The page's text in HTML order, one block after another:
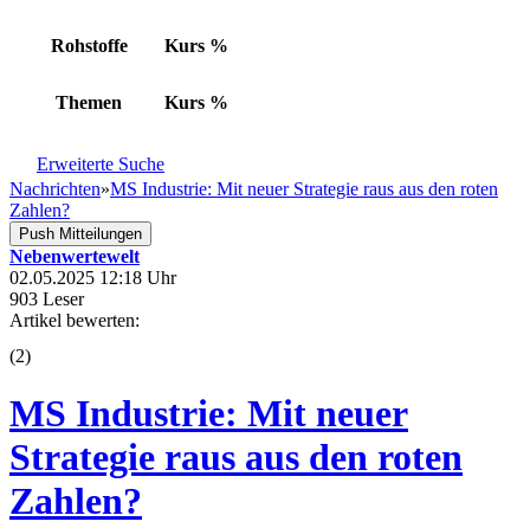
Rohstoffe Kurs %
Themen Kurs %
Erweiterte Suche
Nachrichten»MS Industrie: Mit neuer Strategie raus aus den roten
Zahlen?
Push Mitteilungen
Nebenwertewelt
02.05.2025 12:18 Uhr
903 Leser
Artikel bewerten:
(2)
MS Industrie: Mit neuer
Strategie raus aus den roten
Zahlen?